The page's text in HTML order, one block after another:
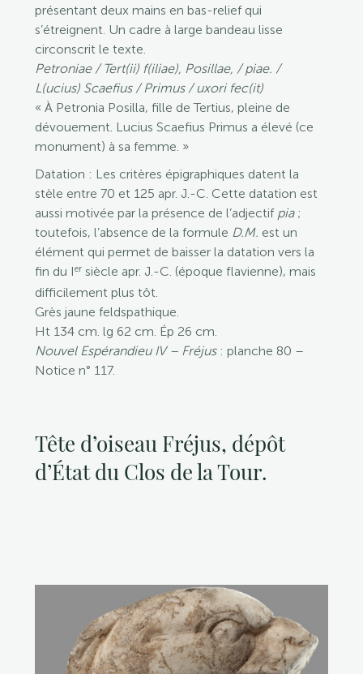
présentant deux mains en bas-relief qui
s’étreignent. Un cadre à large bandeau lisse
circonscrit le texte.
Petroniae / Tert(ii) f(iliae), Posillae, / piae. /
L(ucius) Scaefius / Primus / uxori fec(it)
« À Petronia Posilla, fille de Tertius, pleine de
dévouement. Lucius Scaefius Primus a élevé (ce
monument) à sa femme. »
Datation : Les critères épigraphiques datent la
stèle entre 70 et 125 apr. J.-C. Cette datation est
aussi motivée par la présence de l’adjectif pia;
toutefois, l’absence de la formule D.M. est un
élément qui permet de baisser la datation vers la
fin du Iersiècle apr. J.-C. (époque flavienne), mais
difficilement plus tôt.
Grès jaune feldspathique.
Ht 134 cm. lg 62 cm. Ép 26 cm.
Nouvel Espérandieu IV – Fréjus: planche 80 –
Notice n° 117.
Tête d’oiseau Fréjus, dépôt
d’État du Clos de la Tour.